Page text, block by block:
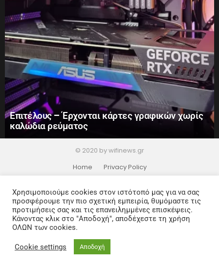
Επιτέλους – Έρχονται κάρτες γραφικών χωρίς
καλώδια ρεύματος
© 2020 by wifinews.gr
Home
Privacy Policy
Χρησιμοποιούμε cookies στον ιστότοπό μας για να σας
προσφέρουμε την πιο σχετική εμπειρία, θυμόμαστε τις
προτιμήσεις σας και τις επανειλημμένες επισκέψεις.
Κάνοντας κλικ στο "Αποδοχή", αποδέχεστε τη χρήση
ΟΛΩΝ των cookies.
Cookie settings Αποδοχή